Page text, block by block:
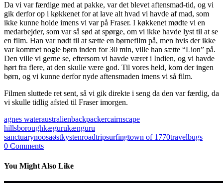
Da vi var færdige med at pakke, var det blevet aftensmad-tid, og vi
gik derfor op i køkkenet for at lave alt hvad vi havde af mad, som
ikke kunne holde imens vi var på Fraser. I køkkenet mødte vi en
medarbejder, som var så sød at spørge, om vi ikke havde lyst til at se
en film. Han var nødt til at sætte en børnefilm på, men hvis der ikke
var kommet nogle børn inden for 30 min, ville han sætte “Lion” på.
Den ville vi gerne se, eftersom vi havde været i Indien, og vi havde
hørt fra flere, at den skulle være god. Til vores held, kom der ingen
børn, og vi kunne derfor nyde aftensmaden imens vi så film.
Filmen sluttede ret sent, så vi gik direkte i seng da den var færdig, da
vi skulle tidlig afsted til Fraser imorgen.
agnes wateraustralienbackpackercairnscape
hillsboroughkægurukænguru
sanctuarynoosaøstkystenroadtripsurfingtown of 1770travelbugs
0 Comments
You Might Also Like